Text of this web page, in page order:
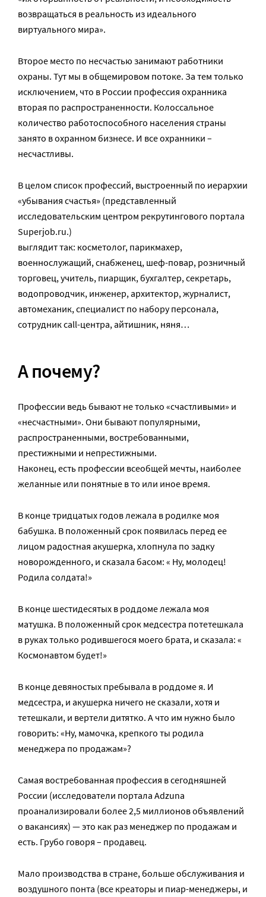
возвращаться в реальность из идеального
виртуального мира».
Второе место по несчастью занимают работники
охраны. Тут мы в общемировом потоке. За тем только
исключением, что в России профессия охранника
вторая по распространенности. Колоссальное
количество работоспособного населения страны
занято в охранном бизнесе. И все охранники –
несчастливы.
В целом список профессий, выстроенный по иерархии
«убывания счастья» (представленный
исследовательским центром рекрутингового портала
Superjob.ru.)
выглядит так: косметолог, парикмахер,
военнослужащий, снабженец, шеф-повар, розничный
торговец, учитель, пиарщик, бухгалтер, секретарь,
водопроводчик, инженер, архитектор, журналист,
автомеханик, специалист по набору персонала,
сотрудник call-центра, айтишник, няня…
А почему?
Профессии ведь бывают не только «счастливыми» и
«несчастными». Они бывают популярными,
распространенными, востребованными,
престижными и непрестижными.
Наконец, есть профессии всеобщей мечты, наиболее
желанные или понятные в то или иное время.
В конце тридцатых годов лежала в родилке моя
бабушка. В положенный срок появилась перед ее
лицом радостная акушерка, хлопнула по задку
новорожденного, и сказала басом: « Ну, молодец!
Родила солдата!»
В конце шестидесятых в роддоме лежала моя
матушка. В положенный срок медсестра потетешкала
в руках только родившегося моего брата, и сказала: «
Космонавтом будет!»
В конце девяностых пребывала в роддоме я. И
медсестра, и акушерка ничего не сказали, хотя и
тетешкали, и вертели дитятко. А что им нужно было
говорить: «Ну, мамочка, крепкого ты родила
менеджера по продажам»?
Самая востребованная профессия в сегодняшней
России (исследователи портала Adzuna
проанализировали более 2,5 миллионов объявлений
о вакансиях) — это как раз менеджер по продажам и
есть. Грубо говоря – продавец.
Мало производства в стране, больше обслуживания и
воздушного понта (все креаторы и пиар-менеджеры, и